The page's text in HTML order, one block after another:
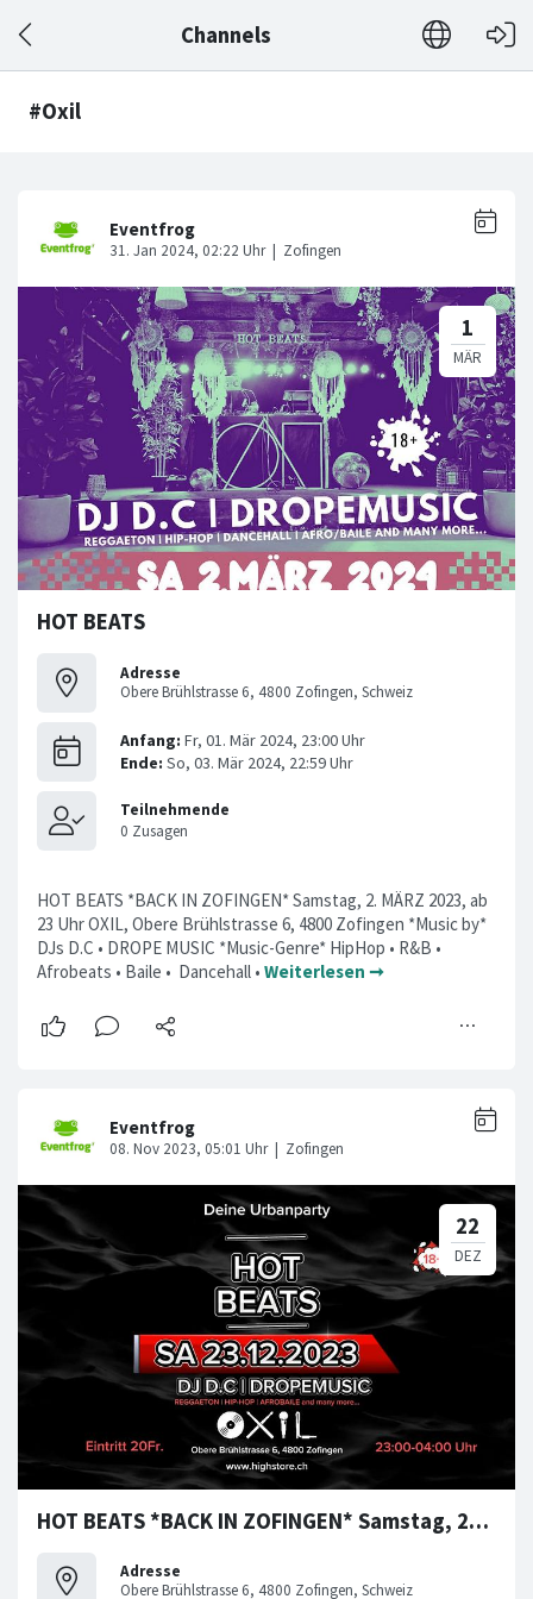
Channels
#Oxil
HOT BEATS
Adresse
Obere Brühlstrasse 6, 4800 Zofingen, Schweiz
HOT BEATS *BACK IN ZOFINGEN* Samstag, 2. MÄRZ 2023, ab
23 Uhr OXIL, Obere Brühlstrasse 6, 4800 Zofingen *Music by*
DJs D.C • DROPE MUSIC *Music-Genre* HipHop • R&B •
Afrobeats • Baile • Dancehall • Weiterlesen ➞
HOT BEATS *BACK IN ZOFINGEN* Samstag, 23. Dezember 2023
Adresse
Obere Brühlstrasse 6, 4800 Zofingen, Schweiz